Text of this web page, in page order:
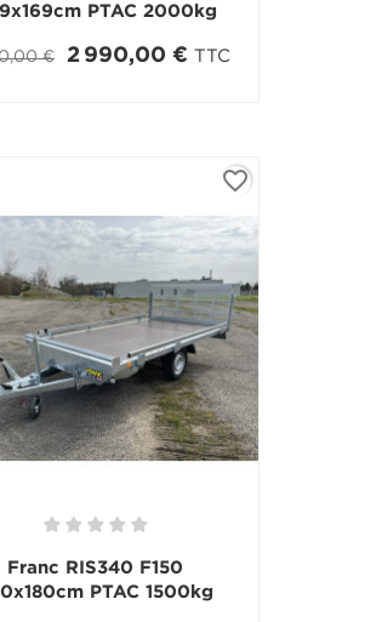
PTAC 2000kg
€ 2 990,00 € TTC
Franc RIS340 F150
PTAC 1500kg
favorite_border